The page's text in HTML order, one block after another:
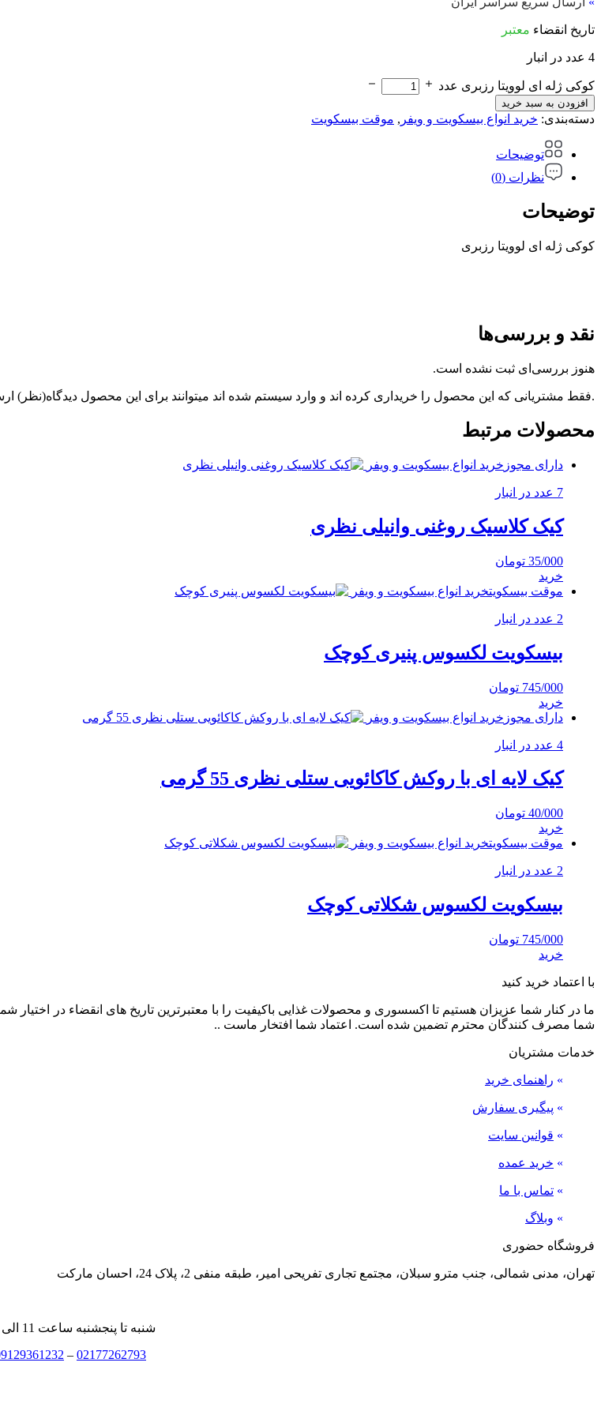
تاریخ انقضاء معتبر
4 عدد در انبار
کوکی ژله ای لوویتا رزبری عدد
افزودن به سبد خرید
دسته‌بندی: خرید انواع بیسکویت و ویفر , موقت بیسکویت
توضیحات
نظرات (0)
توضیحات
کوکی ژله ای لوویتا رزبری
نقد و بررسی‌ها
هنوز بررسی‌ای ثبت نشده است.
.فقط مشتریانی که این محصول را خریداری کرده اند و وارد سیستم شده اند میتوانند برای این محصول دیدگاه(نظر)
محصولات مرتبط
دارای مجوز خرید انواع بیسکویت و ویفر
7 عدد در انبار
کیک کلاسیک روغنی وانیلی نظری
35/000 تومان
خرید
موقت بیسکویتخرید انواع بیسکویت و ویفر
2 عدد در انبار
بیسکویت لکسوس پنیری کوچک
745/000 تومان
خرید
دارای مجوز خرید انواع بیسکویت و ویفر
4 عدد در انبار
کیک لایه ای با روکش کاکائویی ستلی نظری 55 گرمی
40/000 تومان
خرید
موقت بیسکویتخرید انواع بیسکویت و ویفر
2 عدد در انبار
بیسکویت لکسوس شکلاتی کوچک
745/000 تومان
خرید
با اعتماد خرید کنید
ما در کنار شما عزیزان هستیم تا اکسسوری و محصولات غذایی باکیفیت را با معتبرترین تاریخ های انقضاء در
شما مصرف کنندگان محترم تضمین شده است. اعتماد شما افتخار ماست ..
خدمات مشتریان
» راهنمای خرید
» پیگیری سفارش
» قوانین سایت
» خرید عمده
» تماس با ما
» وبلاگ
فروشگاه حضوری
تهران، مدنی شمالی، جنب مترو سبلان، مجتمع تجاری تفریحی امیر، طبقه منفی 2، پلاک 24، احسان مارکت
شنبه تا پنجشنبه ساعت 11 الی 20
02177262793
–